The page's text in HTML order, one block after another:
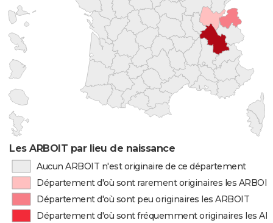
Les ARBOIT par lieu de naissance
Aucun ARBOIT n'est originaire de ce département
Département d'où sont rarement originaires les ARBOIT
Département d'où sont peu originaires les ARBOIT
Département d'où sont fréquemment originaires les